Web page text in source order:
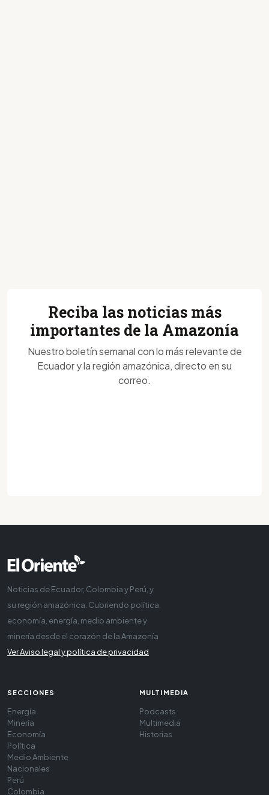
Reciba las noticias más
importantes de la Amazonía
Nuestro boletín semanal con lo más relevante de
Ecuador y la región amazónica, directo en su
correo.
Noticias de Ecuador, Colombia y Perú, y
su región amazónica. Cubriendo política,
economía, energía, medio ambiente y
minería desde el corazón de la Amazonía
Ver Aviso legal y política de privacidad
SECCIONES
Energía
Minería
Economía
Política
Medio Ambiente
Nacionales
Perú
Colombia
MULTIMEDIA
Podcasts
Multimedia
Historias